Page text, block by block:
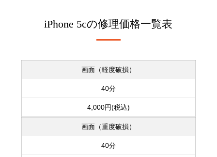
iPhone 5cの修理価格一覧表
画面（軽度破損）
40分
4,000円(税込)
画面（重度破損）
40分